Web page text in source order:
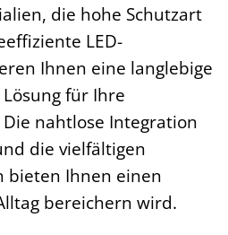
die hohe Schutzart
LED-
Ihnen eine langlebige
für Ihre
nahtlose Integration
die vielfältigen
bieten Ihnen einen
bereichern wird.